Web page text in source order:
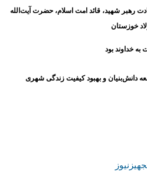
رهبر شهید، قائد امت اسلام، حضرت آیت‌الله
خوزستان
خداوند بود
دانش‌بنیان و بهبود کیفیت زندگی شهری